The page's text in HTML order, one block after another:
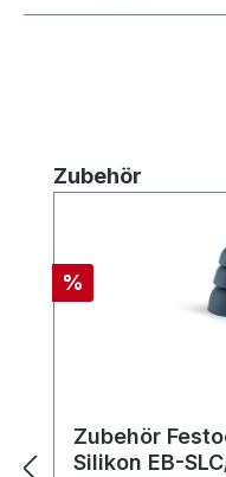
Produktgalerie
Zubehör
Rabatt
%
Zubehör
Silikon EB-